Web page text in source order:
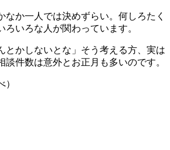
なか一人では決めずらい。何しろたく
ろいろな人が関わっています。
とかしないとな」そう考える方、実は
談件数は意外とお正月も多いのです。
）